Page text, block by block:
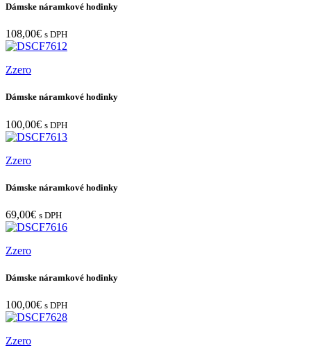
Dámske náramkové hodinky
108,00€ s DPH
Zzero
Dámske náramkové hodinky
100,00€ s DPH
Zzero
Dámske náramkové hodinky
69,00€ s DPH
Zzero
Dámske náramkové hodinky
100,00€ s DPH
Zzero